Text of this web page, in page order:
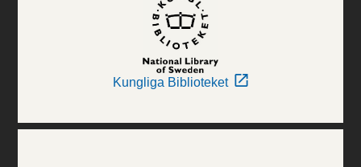
Kungliga Biblioteket